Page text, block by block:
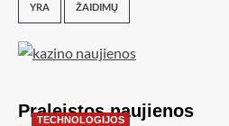
YRA ŽAIDIMŲ
Praleistos naujienos
TECHNOLOGIJOS